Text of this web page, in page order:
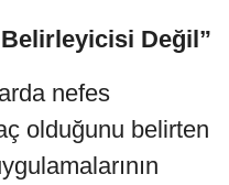
Belirleyicisi Değil”
nefes
olduğunu belirten